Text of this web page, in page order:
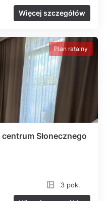
Więcej szczegółów
Plan ratalny
Słonecznego
3 pok.